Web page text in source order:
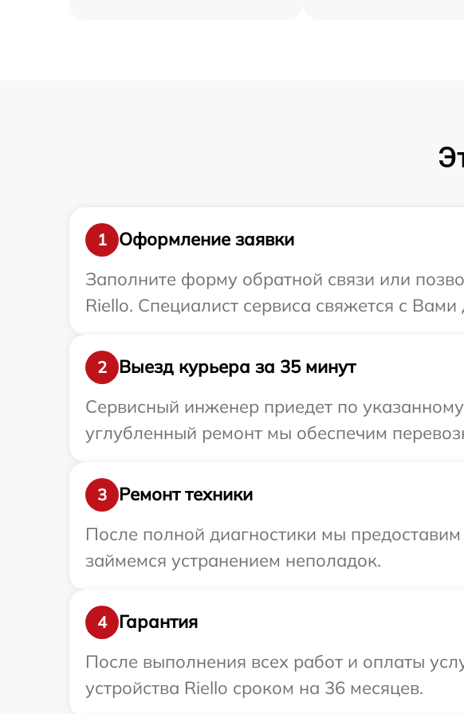
1
Оформление заявки
Заполните форму обратной связи или
Riello. Специалист сервиса свяжется с
2
Выезд курьера за 35 минут
Сервисный инженер приедет по
углубленный ремонт мы обеспечим
3
Ремонт техники
После полной диагностики мы
займемся устранением неполадок.
4
Гарантия
После выполнения всех работ и оплаты
устройства Riello сроком на 36 месяцев.